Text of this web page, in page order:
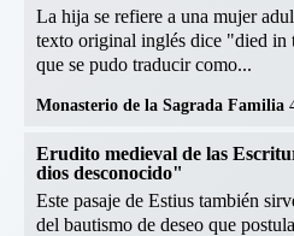
La hija se refiere a una mujer
texto original inglés dice "died
que se pudo traducir como...
Monasterio de la Sagrada Familia
Erudito medieval de las
dios desconocido"
Este pasaje de Estius también
del bautismo de deseo que